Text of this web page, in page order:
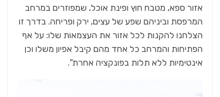
אזור ספא, מטבח חוץ ופינת אוכל, שמפוזרים במרחב
המרפסת וביניהם שפע של עצים, ירק ופריחה. בדרך זו
הצלחנו להקנות לכל אזור את העצמאות שלו: על אף
הפתיחות והמרחב כל אחד מהם קיבל אפיון משלו וכן
אינטימיות ללא תלות בפונקציה אחרת".